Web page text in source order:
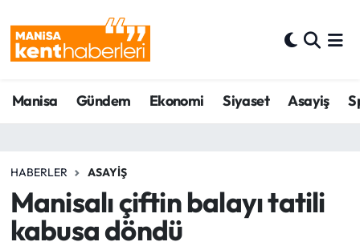
Manisa Gündem Ekonomi Siyaset Asayiş
HABERLER ASAYIŞ
Manisalı çiftin balayı tatili
kabusa döndü
Ahmetli Hava Durumu
Ahmetli Trafik Yoğunluk Haritası
Tüm Manşetler
Son Dakika Haberleri